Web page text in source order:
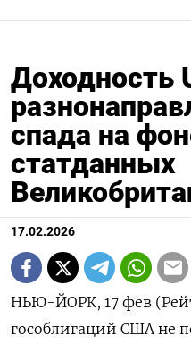
Доходность
спада на
статданных
17.02.2026
НЬЮ-ЙОРК, 17 фев
гособлигаций США не